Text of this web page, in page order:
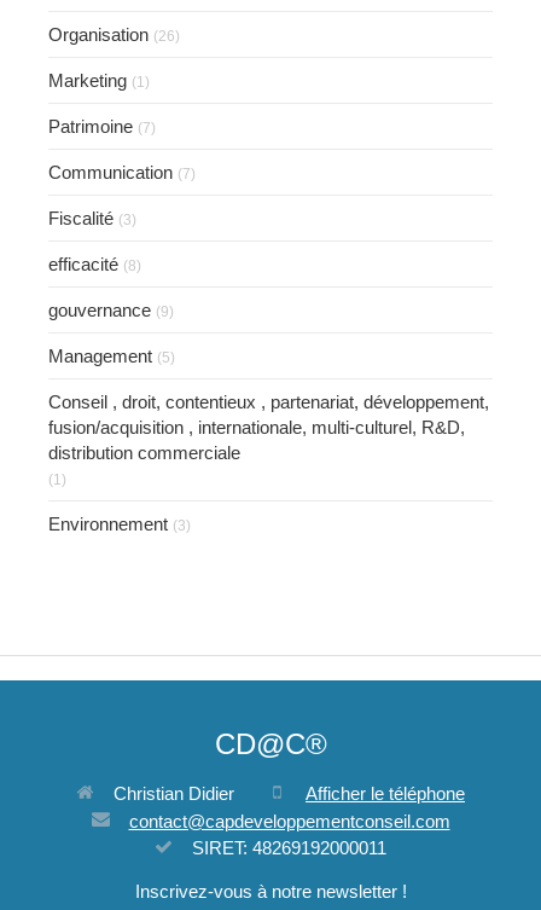
Organisation (26)
Marketing (1)
Patrimoine (7)
Communication (7)
Fiscalité (3)
efficacité (8)
gouvernance (9)
Management (5)
Conseil , droit, contentieux , partenariat, développement,
fusion/acquisition , internationale, multi-culturel, R&D,
distribution commerciale
(1)
Environnement (3)
CD@C®
Christian Didier
Afficher le téléphone
contact@capdeveloppementconseil.com
SIRET: 48269192000011
Inscrivez-vous à notre newsletter !